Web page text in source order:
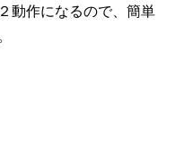
動作になるので、簡単